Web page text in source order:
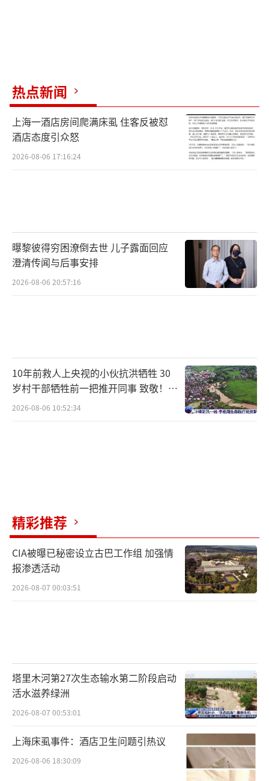
热点新闻
上海一酒店房间爬满床虱 住客反被怼
酒店态度引众怒
2026-08-06 17:16:24
曝黎彼得穷困潦倒去世 儿子露面回应
澄清传闻与后事安排
2026-08-06 20:57:16
10年前救人上央视的小伙抗洪牺牲 30
岁村干部牺牲前一把推开同事 致敬！送
别！
2026-08-06 10:52:34
精彩推荐
CIA被曝已秘密设立古巴工作组 加强情
报渗透活动
2026-08-07 00:03:51
塔里木河第27次生态输水第二阶段启动
活水滋养绿洲
2026-08-07 00:53:01
上海床虱事件：酒店卫生问题引热议
2026-08-06 18:30:09